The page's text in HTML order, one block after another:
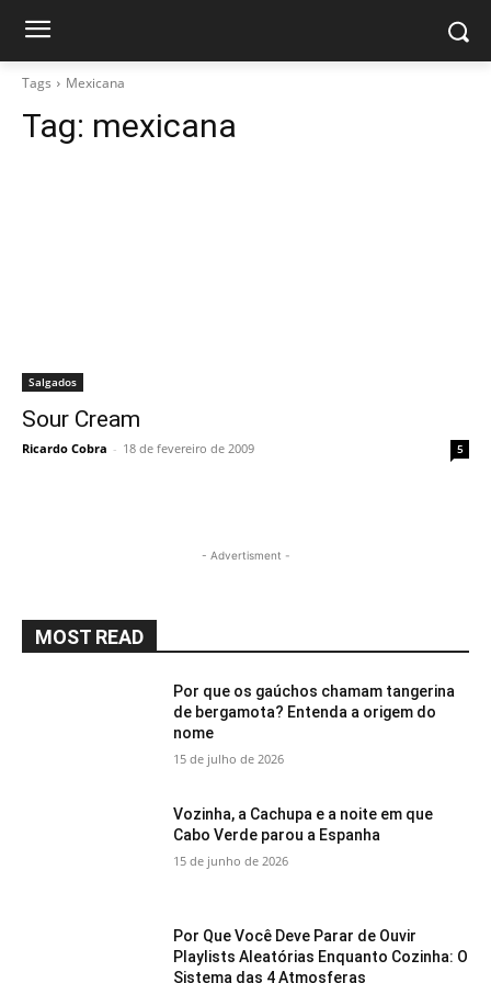
Tags Mexicana
Tag: mexicana
Salgados
Sour Cream
Ricardo Cobra - 18 de fevereiro de 2009 5
- Advertisment -
MOST READ
Por que os gaúchos chamam tangerina
de bergamota? Entenda a origem do
nome
15 de julho de 2026
Vozinha, a Cachupa e a noite em que
Cabo Verde parou a Espanha
15 de junho de 2026
Por Que Você Deve Parar de Ouvir
Playlists Aleatórias Enquanto Cozinha: O
Sistema das 4 Atmosferas